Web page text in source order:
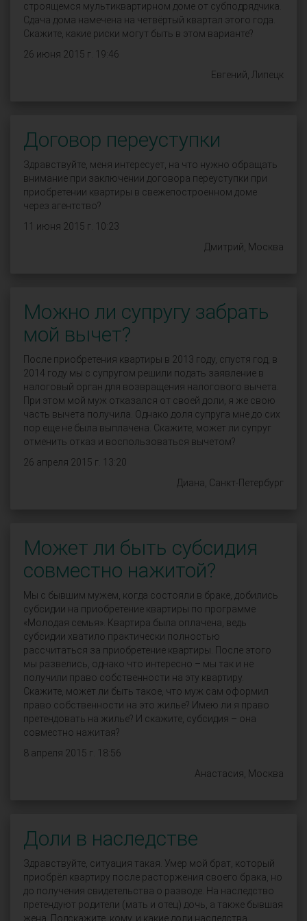
строящемся мультиквартирном доме от субподрядчика.
Сдача дома намечена на четвёртый квартал этого года.
Скажите, какие риски могут быть в этом варианте?
26 июня 2015 г. 19:46
Евгений, Липецк
Договор переуступки
Здравствуйте, меня интересует, на что нужно обращать
внимание при заключении договора переуступки при
приобретении квартиры в свежепостроенном доме
через агентство?
11 июня 2015 г. 10:23
Дмитрий, Москва
Можно ли супругу забрать
мой вычет?
После приобретения квартиры в 2013 году, спустя год, в
2014 году мы с супругом решили подать заявление в
налоговый орган для возвращения налогового вычета.
При этом мой муж отказался от своей доли, я же свою
часть вычета получила. Однако доля супруга мне до сих
пор еще не была выплачена. Скажите, может ли супруг
отменить отказ и воспользоваться вычетом?
26 апреля 2015 г. 13:20
Диана, Санкт-Петербург
Может ли быть субсидия
совместно нажитой?
Мы с бывшим мужем, когда состояли в браке, добились
субсидии на приобретение квартиры по программе
«Молодая семья». Квартира была оплачена, ведь
субсидии хватило практически полностью
рассчитаться за приобретение квартиры. После этого
мы развелись, однако что интересно – мы так и не
получили право собственности на эту квартиру.
Скажите, может ли быть такое, что муж сам оформил
право собственности на это жилье? Имею ли я право
претендовать на жилье? И скажите, субсидия – она
совместно нажитая?
8 апреля 2015 г. 18:56
Анастасия, Москва
Доли в наследстве
Здравствуйте, ситуация такая. Умер мой брат, который
приобрёл квартиру после расторжения своего брака, но
до получения свидетельства о разводе. На наследство
претендуют родители (мать и отец) дочь, а также бывшая
жена. Подскажите, кому, и какие доли наследства